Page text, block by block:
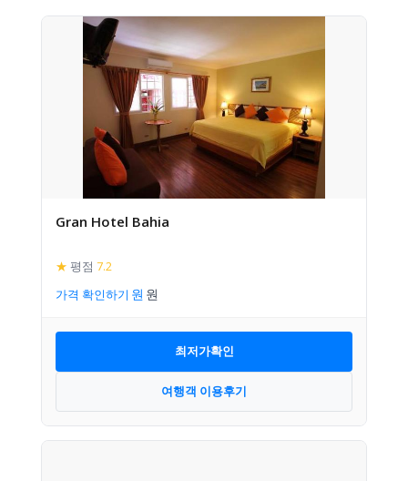
Gran Hotel Bahia
★ 평점 7.2
가격 확인하기
최저가확인
여행객 이용후기